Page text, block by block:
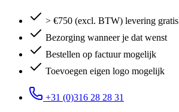
> €750 (excl. BTW) levering gratis
Bezorging wanneer je dat wenst
Bestellen op factuur mogelijk
Toevoegen eigen logo mogelijk
+31 (0)316 28 28 31